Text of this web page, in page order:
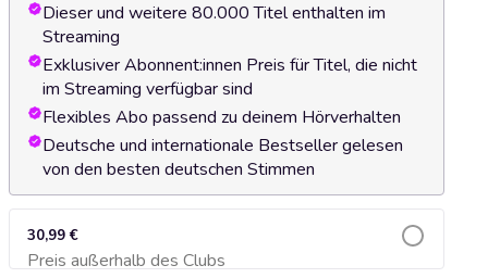
Dieser und weitere 80.000 Titel enthalten im
Streaming
Exklusiver Abonnent:innen Preis für Titel, die nicht
im Streaming verfügbar sind
Flexibles Abo passend zu deinem Hörverhalten
Deutsche und internationale Bestseller gelesen
von den besten deutschen Stimmen
30,99 €
Preis außerhalb des ClubsZum Warenkorb hinzufügen